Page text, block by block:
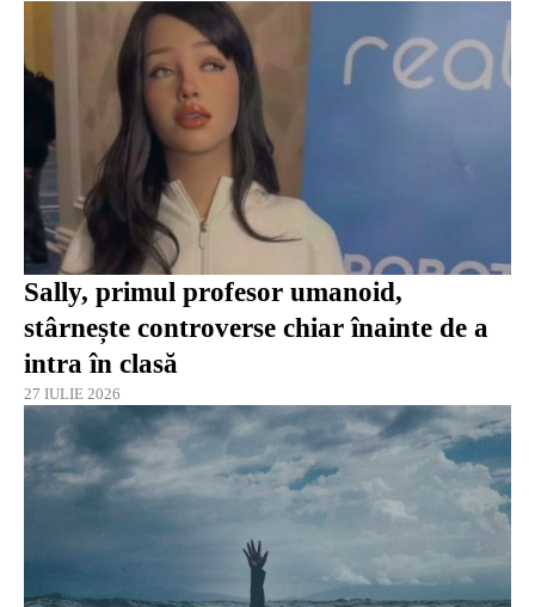
Sally, primul profesor umanoid,
stârnește controverse chiar înainte de a
intra în clasă
27 IULIE 2026